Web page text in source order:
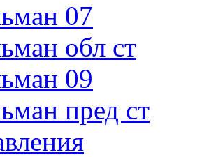
07
обл ст
09
пред ст